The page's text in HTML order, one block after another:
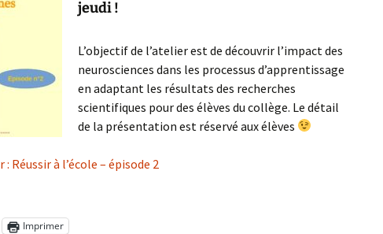
jeudi !
L’objectif de l’atelier est de découvrir l’impact des
neurosciences dans les processus d’apprentissage
en adaptant les résultats des recherches
scientifiques pour des élèves du collège. Le détail
de la présentation est réservé aux élèves
Réussir à l’école – épisode 2
Imprimer